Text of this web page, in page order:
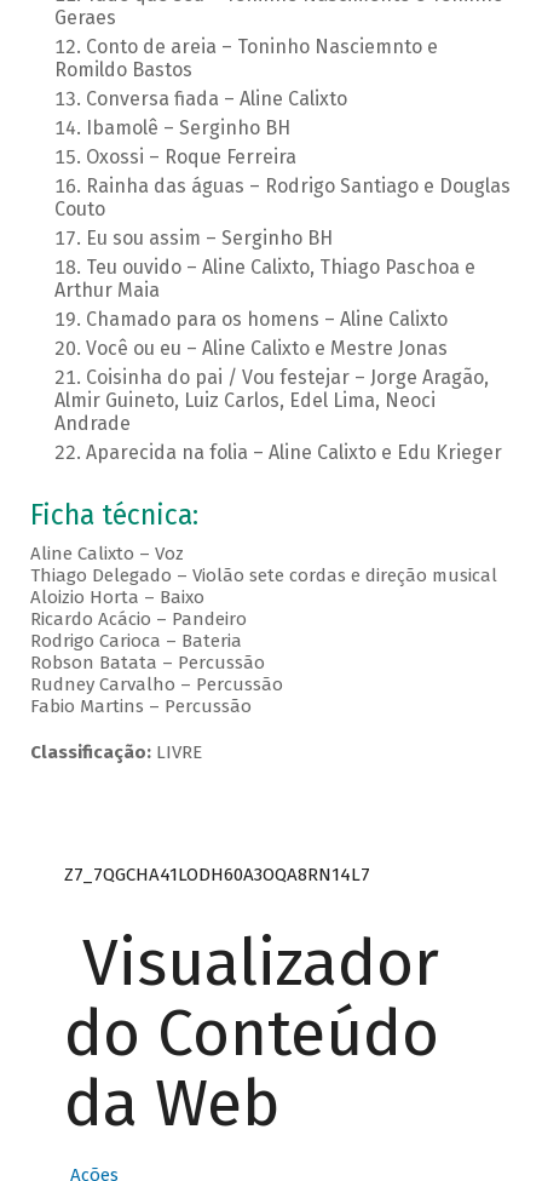
Geraes
Conto de areia – Toninho Nasciemnto e
Romildo Bastos
Conversa fiada – Aline Calixto
Ibamolê – Serginho BH
Oxossi – Roque Ferreira
Rainha das águas – Rodrigo Santiago e Douglas
Couto
Eu sou assim – Serginho BH
Teu ouvido – Aline Calixto, Thiago Paschoa e
Arthur Maia
Chamado para os homens – Aline Calixto
Você ou eu – Aline Calixto e Mestre Jonas
Coisinha do pai / Vou festejar – Jorge Aragão,
Almir Guineto, Luiz Carlos, Edel Lima, Neoci
Andrade
Aparecida na folia – Aline Calixto e Edu Krieger
Ficha técnica:
Aline Calixto – Voz
Thiago Delegado – Violão sete cordas e direção musical
Aloizio Horta – Baixo
Ricardo Acácio – Pandeiro
Rodrigo Carioca – Bateria
Robson Batata – Percussão
Rudney Carvalho – Percussão
Fabio Martins – Percussão
Classificação:LIVRE
Z7_7QGCHA41LODH60A3OQA8RN14L7
Visualizador
do Conteúdo
da Web
Ações